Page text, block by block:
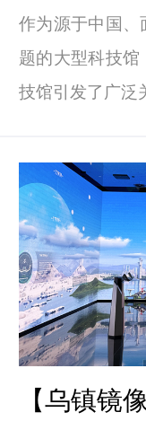
作为源于中国、
题的大型科技
技馆引发了广泛
【乌镇镜